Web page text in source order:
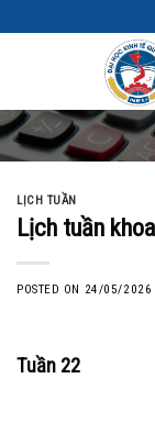
to
LỊCH TUẦN
Lịch tuần
POSTED ON 24/05/2026
Tuần 22